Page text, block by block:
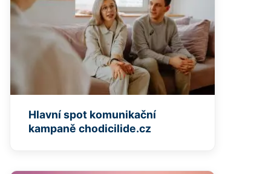
Hlavní spot komunikační
kampaně chodicilide.cz